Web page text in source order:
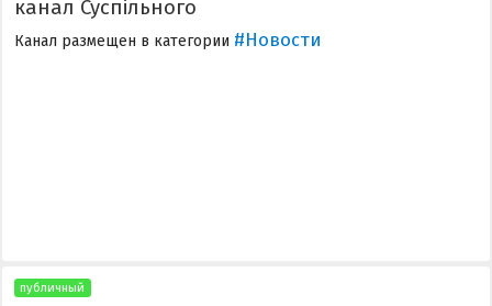
канал Суспільного
Канал размещен в категории #Новости
публичный